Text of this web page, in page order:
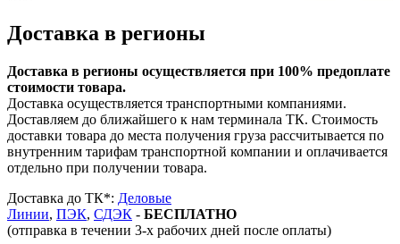
Доставка в регионы
Доставка в регионы осуществляется при 100% предоплате
стоимости товара.
Доставка осуществляется транспортными компаниями.
Доставляем до ближайшего к нам терминала ТК. Стоимость
доставки товара до места получения груза рассчитывается по
внутренним тарифам транспортной компании и оплачивается
отдельно при получении товара.
Доставка до ТК*: Деловые
Линии, ПЭК, СДЭК - БЕСПЛАТНО
(отправка в течении 3-х рабочих дней после оплаты)